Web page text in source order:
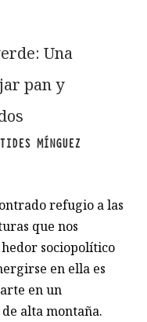
Una
pan y
MÍNGUEZ
refugio a las
que nos
sociopolítico
en ella es
en un
alta montaña.